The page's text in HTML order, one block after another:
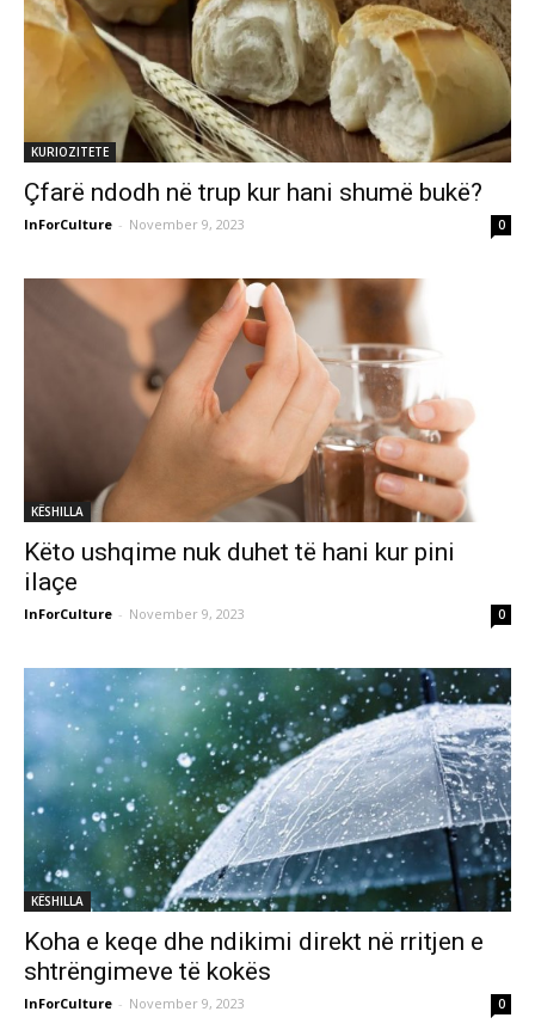
KURIOZITETE
​Çfarë ndodh në trup kur hani shumë bukë?
InForCulture - November 9, 2023 0
KËSHILLA
Këto ushqime nuk duhet të hani kur pini
ilaçe
InForCulture - November 9, 2023 0
KËSHILLA
Koha e keqe dhe ndikimi direkt në rritjen e
shtrëngimeve të kokës
InForCulture - November 9, 2023 0